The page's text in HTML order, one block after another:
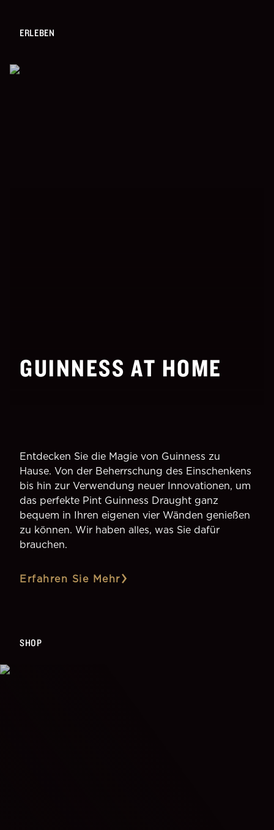
ERLEBEN
GUINNESS AT HOME
Entdecken Sie die Magie von Guinness zu
Hause. Von der Beherrschung des Einschenkens
bis hin zur Verwendung neuer Innovationen, um
das perfekte Pint Guinness Draught ganz
bequem in Ihren eigenen vier Wänden genießen
zu können. Wir haben alles, was Sie dafür
brauchen.
Erfahren Sie Mehr
SHOP